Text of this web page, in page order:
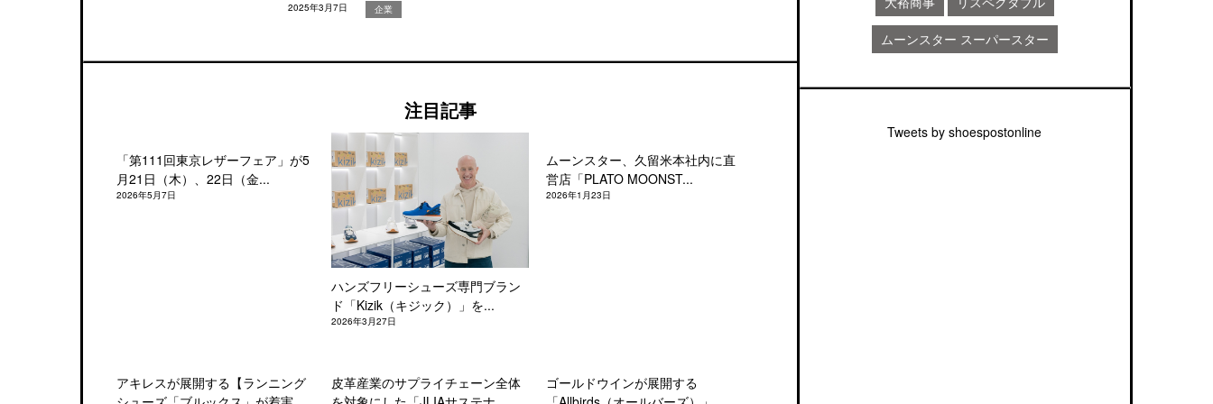
2025年3月7日 企業
注目記事
「第111回東京レザーフェア」が5
月21日（木）、22日（金...
2026年5月7日
ハンズフリーシューズ専門ブラン
ド「Kizik（キジック）」を...
2026年3月27日
ムーンスター、久留米本社内に直
営店「PLATO MOONST...
2026年1月23日
アキレスが展開する【ランニング
皮革産業のサプライチェーン全体
ゴールドウインが展開する
ムーンスター スーパースター
Tweets by shoespostonline